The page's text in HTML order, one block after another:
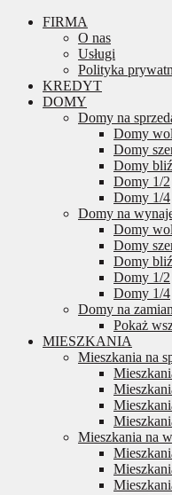
FIRMA
O nas
Usługi
Polityka
KREDYT
DOMY
Domy na
Domy
Domy
Domy
Domy 1/2
Domy 1/4
Domy na
Domy
Domy
Domy
Domy 1/2
Domy 1/4
Domy na
Pokaż
MIESZKANIA
Mieszkania na
Mieszkania na